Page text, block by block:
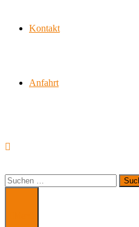
Kontakt
Anfahrt
Suchen
nach: